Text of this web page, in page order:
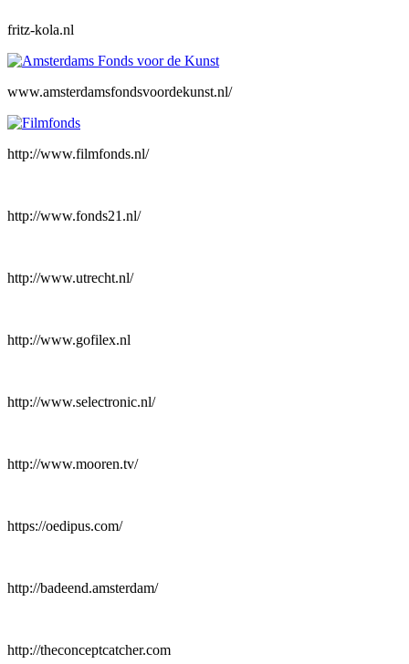
fritz-kola.nl
www.amsterdamsfondsvoordekunst.nl/
http://www.filmfonds.nl/
http://www.fonds21.nl/
http://www.utrecht.nl/
http://www.gofilex.nl
http://www.selectronic.nl/
http://www.mooren.tv/
https://oedipus.com/
http://badeend.amsterdam/
http://theconceptcatcher.com